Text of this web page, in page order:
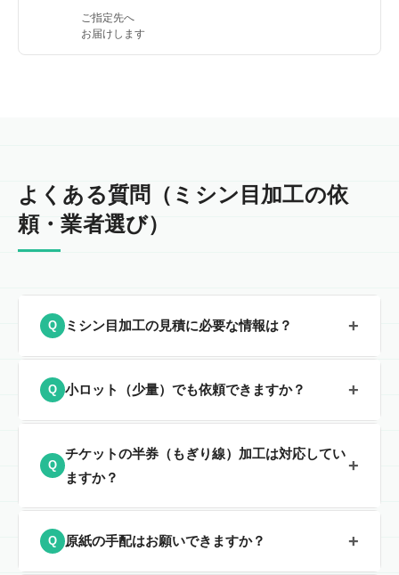
ご指定先へ
お届けします
よくある質問（ミシン目加工の依
頼・業者選び）
Q ミシン目加工の見積に必要な情報は？ +
主に用紙サイズ・枚数・ミシン目の本数・方向・ご希望
納期
も構いません。用途や現状を伺いながら整理します（下
の見積テンプレートをご活用ください）。
Q 小ロット（少量）でも依頼できますか？ +
はい、小ロットからご対応いたします。具体的な枚数・
サイズ・仕様をお問い合わせフォームまたはお電話にて
Q
チケットの半券（もぎり線）加工は対応してい
ますか？
+
はい、チケットの半券（もぎり線）のミシン目加工に対
応しています。イベント・コンサート・各種入場券など
Q 原紙の手配はお願いできますか？ +